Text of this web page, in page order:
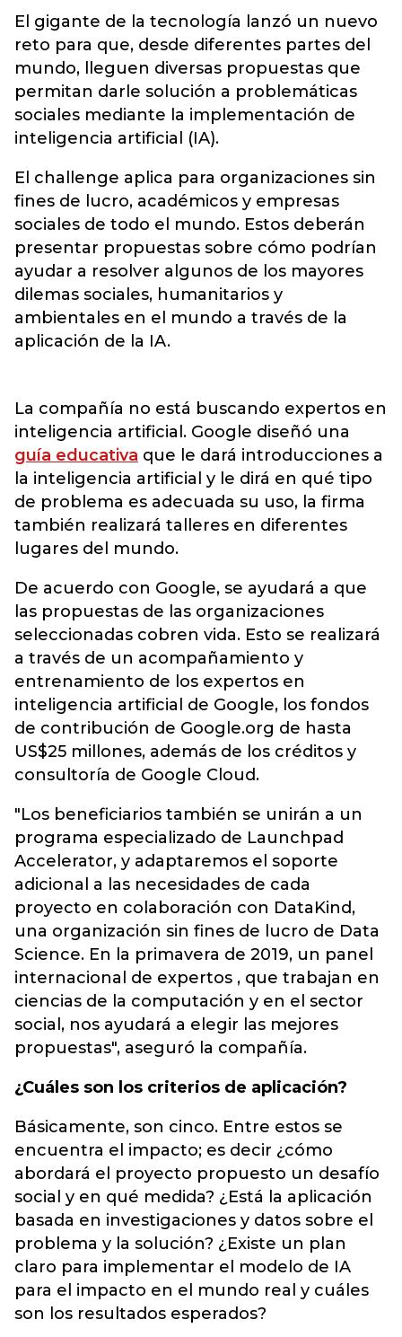
El gigante de la tecnología lanzó un nuevo
reto para que, desde diferentes partes del
mundo, lleguen diversas propuestas que
permitan darle solución a problemáticas
sociales mediante la implementación de
inteligencia artificial (IA).
El challenge aplica para organizaciones sin
fines de lucro, académicos y empresas
sociales de todo el mundo. Estos deberán
presentar propuestas sobre cómo podrían
ayudar a resolver algunos de los mayores
dilemas sociales, humanitarios y
ambientales en el mundo a través de la
aplicación de la IA.
La compañía no está buscando expertos en
inteligencia artificial. Google diseñó una
guía educativa que le dará introducciones a
la inteligencia artificial y le dirá en qué tipo
de problema es adecuada su uso, la firma
también realizará talleres en diferentes
lugares del mundo.
De acuerdo con Google, se ayudará a que
las propuestas de las organizaciones
seleccionadas cobren vida. Esto se realizará
a través de un acompañamiento y
entrenamiento de los expertos en
inteligencia artificial de Google, los fondos
de contribución de Google.org de hasta
US$25 millones, además de los créditos y
consultoría de Google Cloud.
"Los beneficiarios también se unirán a un
programa especializado de Launchpad
Accelerator, y adaptaremos el soporte
adicional a las necesidades de cada
proyecto en colaboración con DataKind,
una organización sin fines de lucro de Data
Science. En la primavera de 2019, un panel
internacional de expertos , que trabajan en
ciencias de la computación y en el sector
social, nos ayudará a elegir las mejores
propuestas", aseguró la compañía.
¿Cuáles son los criterios de aplicación?
Básicamente, son cinco. Entre estos se
encuentra el impacto; es decir ¿cómo
abordará el proyecto propuesto un desafío
social y en qué medida? ¿Está la aplicación
basada en investigaciones y datos sobre el
problema y la solución? ¿Existe un plan
claro para implementar el modelo de IA
para el impacto en el mundo real y cuáles
son los resultados esperados?